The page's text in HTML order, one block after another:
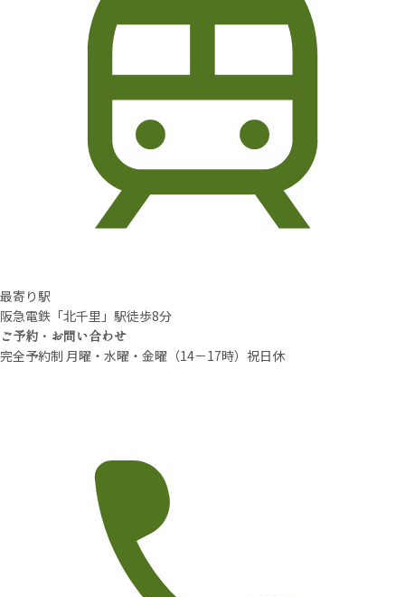
最寄り駅
阪急電鉄「北千里」駅徒歩8分
ご予約・お問い合わせ
完全予約制 月曜・水曜・金曜（14－17時）祝日休